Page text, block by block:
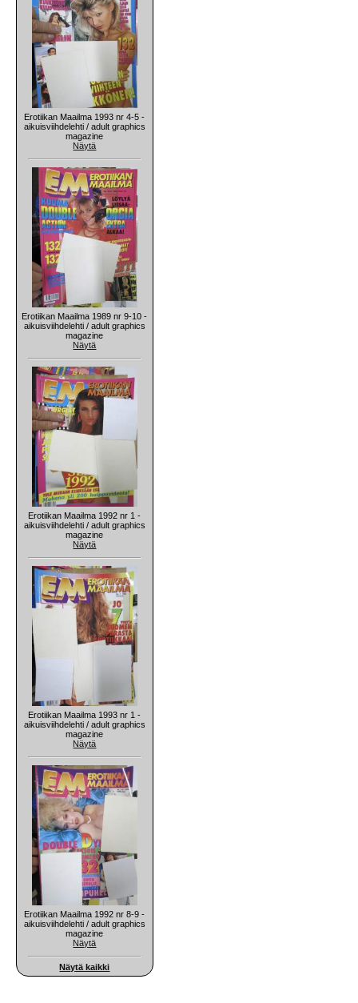
Erotiikan Maailma 1993 nr 4-5 -
aikuisviihdelehti / adult graphics
magazine
Näytä
Erotiikan Maailma 1989 nr 9-10 -
aikuisviihdelehti / adult graphics
magazine
Näytä
Erotiikan Maailma 1992 nr 1 -
aikuisviihdelehti / adult graphics
magazine
Näytä
Erotiikan Maailma 1993 nr 1 -
aikuisviihdelehti / adult graphics
magazine
Näytä
Erotiikan Maailma 1992 nr 8-9 -
aikuisviihdelehti / adult graphics
magazine
Näytä
Näytä kaikki